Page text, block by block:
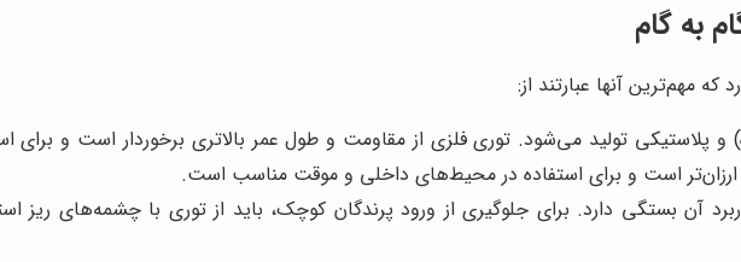
به گام
مهم‌ترین آنها عبارتند از:
و پلاستیکی تولید می‌شود. توری فلزی از مقاومت و طول عمر بالاتری برخوردار است و
است و برای استفاده در محیط‌های داخلی و موقت مناسب است.
آن بستگی دارد. برای جلوگیری از ورود پرندگان کوچک، باید از توری با چشمه‌های ریز